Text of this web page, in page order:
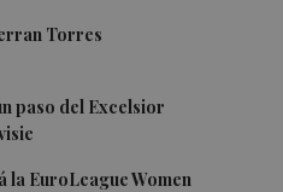
Torres
paso del Excelsior
la EuroLeague Women